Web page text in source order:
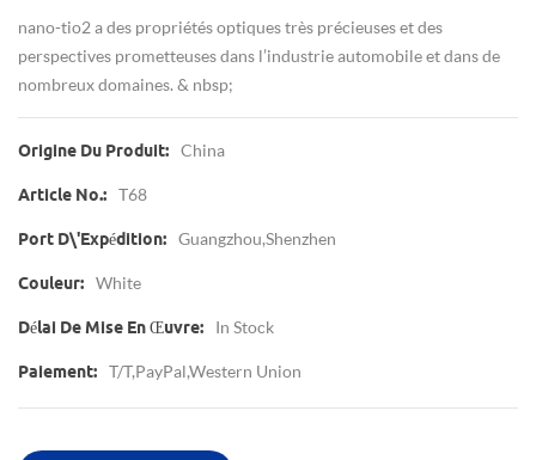
nano-tio2 a des propriétés optiques très précieuses et des
perspectives prometteuses dans l’industrie automobile et dans de
nombreux domaines. & nbsp;
Origine Du Produit: China
Article No.: T68
Port D\'expédition: Guangzhou,Shenzhen
Couleur: White
Délai De Mise En Œuvre: In Stock
Paiement: T/T,PayPal,Western Union